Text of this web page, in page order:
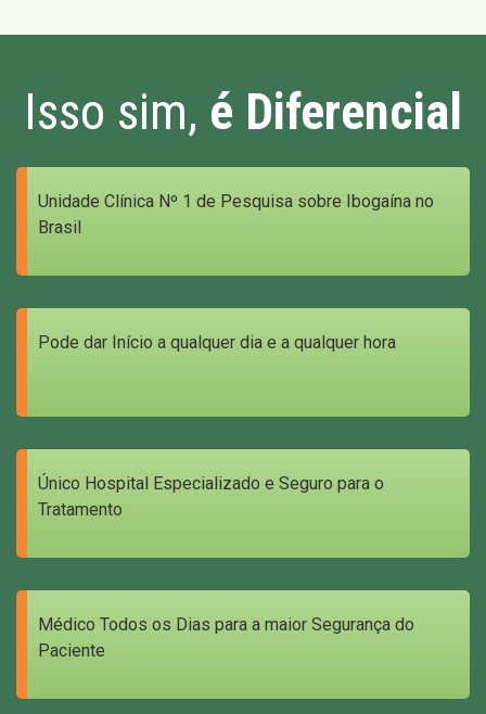
Isso sim, é Diferencial
Unidade Clínica Nº 1 de Pesquisa sobre Ibogaína no
Brasil
Pode dar Início a qualquer dia e a qualquer hora
Único Hospital Especializado e Seguro para o
Tratamento
Médico Todos os Dias para a maior Segurança do
Paciente